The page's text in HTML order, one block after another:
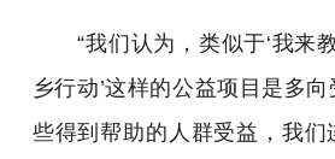
“我们认为，类似于‘我来教
乡行动’这样的公益项目是多
些得到帮助的人群受益，我们